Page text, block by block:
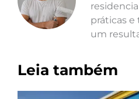
práticas e
um
Leia também